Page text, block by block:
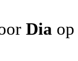
Dia